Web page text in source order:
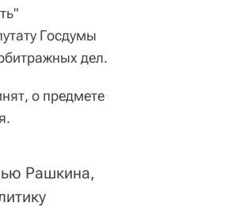
Госдумы
дел.
о предмете
Рашкина,